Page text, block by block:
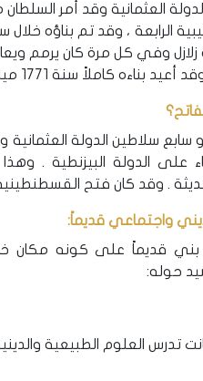
العثمانية وقد أمر
بناءه كاملاً سنة 1771 ميلادي .
سابع سلاطين الدولة
على الدولة البيزنطية .
. وقد كان فتح
واجتماعي قديماً:
بني قديماً على كونه مكان
حوله:
تدرس العلوم الطبيعية